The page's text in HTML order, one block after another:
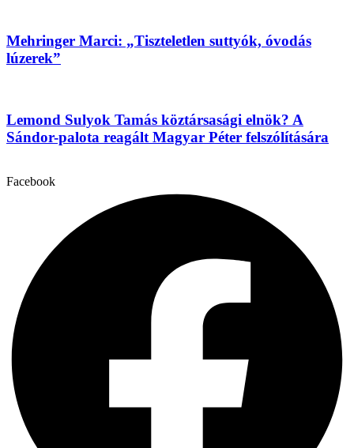
Mehringer Marci: „Tiszteletlen suttyók, óvodás
lúzerek”
Lemond Sulyok Tamás köztársasági elnök? A
Sándor-palota reagált Magyar Péter felszólítására
Facebook